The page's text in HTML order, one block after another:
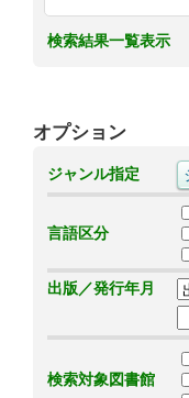
検索結果一覧表示
オプション
ジャンル指定
言語区分
出版／発行年月
検索対象図書館